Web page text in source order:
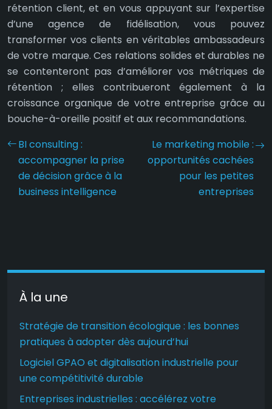
rétention client, et en vous appuyant sur l’expertise
d’une agence de fidélisation, vous pouvez
transformer vos clients en véritables ambassadeurs
de votre marque. Ces relations solides et durables ne
se contenteront pas d’améliorer vos métriques de
rétention ; elles contribueront également à la
croissance organique de votre entreprise grâce au
bouche-à-oreille positif et aux recommandations.
BI consulting :
accompagner la prise
de décision grâce à la
business intelligence
Le marketing mobile :
opportunités cachées
pour les petites
entreprises
À la une
Stratégie de transition écologique : les bonnes
pratiques à adopter dès aujourd’hui
Logiciel GPAO et digitalisation industrielle pour
une compétitivité durable
Entreprises industrielles : accélérez votre